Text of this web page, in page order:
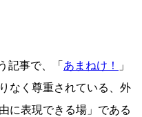
記事で、「 あまねけ！
」
なく尊重されている、外
に表現できる場」である